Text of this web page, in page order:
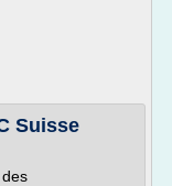
Suisse